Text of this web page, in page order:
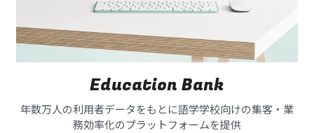
Education Bank
年数万人の利用者データをもとに語学学校向けの集客・業
務効率化のプラットフォームを提供